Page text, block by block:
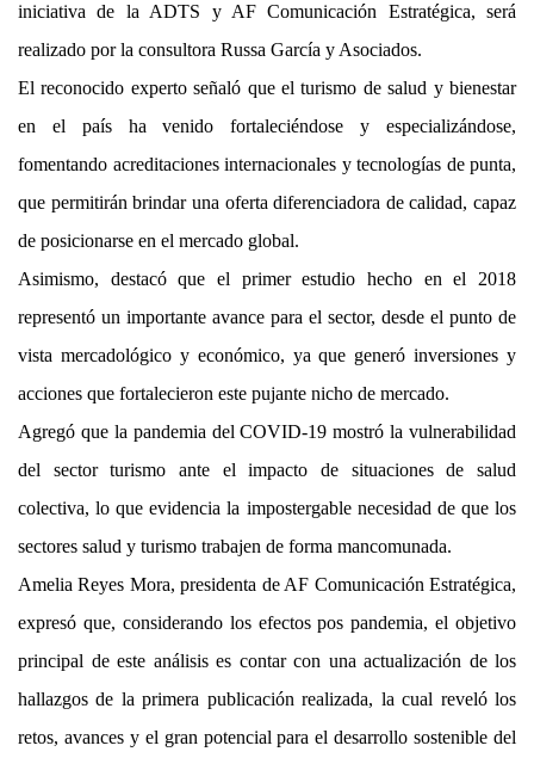
iniciativa de la ADTS y AF Comunicación Estratégica, será
realizado por la consultora Russa García y Asociados.
El reconocido experto señaló que el turismo de salud y bienestar
en el país ha venido fortaleciéndose y especializándose,
fomentando acreditaciones internacionales y tecnologías de punta,
que permitirán brindar una oferta diferenciadora de calidad, capaz
de posicionarse en el mercado global.
Asimismo, destacó que el primer estudio hecho en el 2018
representó un importante avance para el sector, desde el punto de
vista mercadológico y económico, ya que generó inversiones y
acciones que fortalecieron este pujante nicho de mercado.
Agregó que la pandemia del COVID-19 mostró la vulnerabilidad
del sector turismo ante el impacto de situaciones de salud
colectiva, lo que evidencia la impostergable necesidad de que los
sectores salud y turismo trabajen de forma mancomunada.
Amelia Reyes Mora, presidenta de AF Comunicación Estratégica,
expresó que, considerando los efectos pos pandemia, el objetivo
principal de este análisis es contar con una actualización de los
hallazgos de la primera publicación realizada, la cual reveló los
retos, avances y el gran potencial para el desarrollo sostenible del